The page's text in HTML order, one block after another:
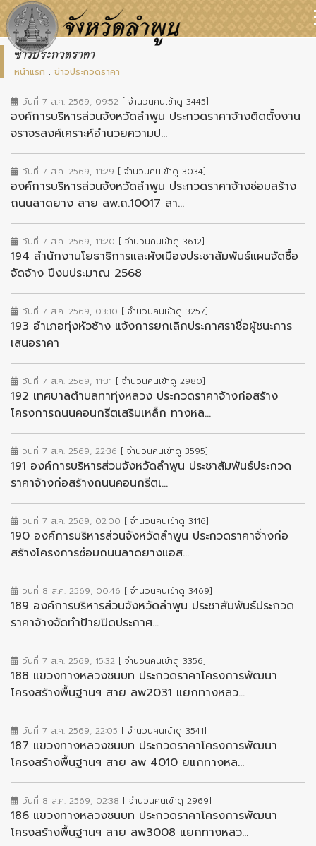
ข่าวประกวดราคา
หน้าแรก : ข่าวประกวดราคา
วันที่ 7 ส.ค. 2569, 09:52 [ จำนวนคนเข้าดู 3445]
องค์การบริหารส่วนจังหวัดลำพูน ประกวดราคาจ้างติดตั้งงาน
จราจรสงค์เคราะห์อำนวยความป...
วันที่ 7 ส.ค. 2569, 11:29 [ จำนวนคนเข้าดู 3034]
องค์การบริหารส่วนจังหวัดลำพูน ประกวดราคาจ้างซ่อมสร้าง
ถนนลาดยาง สาย ลพ.ถ.10017 สา...
วันที่ 7 ส.ค. 2569, 11:20 [ จำนวนคนเข้าดู 3612]
194 สำนักงานโยธาธิการและผังเมืองประชาสัมพันธ์แผนจัดซื้อ
จัดจ้าง ปีงบประมาณ 2568
วันที่ 7 ส.ค. 2569, 03:10 [ จำนวนคนเข้าดู 3257]
193 อำเภอทุ่งหัวช้าง แจ้งการยกเลิกประกาศราชื่อผู้ชนะการ
เสนอราคา
วันที่ 7 ส.ค. 2569, 11:31 [ จำนวนคนเข้าดู 2980]
192 เทศบาลตำบลทาทุ่งหลวง ประกวดราคาจ้างก่อสร้าง
โครงการถนนคอนกรีตเสริมเหล็ก ทางหล...
วันที่ 7 ส.ค. 2569, 22:36 [ จำนวนคนเข้าดู 3595]
191 องค์การบริหารส่วนจังหวัดลำพูน ประชาสัมพันธ์ประกวด
ราคาจ้างก่อสร้างถนนคอนกรีตเ...
วันที่ 7 ส.ค. 2569, 02:00 [ จำนวนคนเข้าดู 3116]
190 องค์การบริหารส่วนจังหวัดลำพูน ประกวดราคาจ้่างก่อ
สร้างโครงการซ่อมถนนลาดยางแอส...
วันที่ 8 ส.ค. 2569, 00:46 [ จำนวนคนเข้าดู 3469]
189 องค์การบริหารส่วนจังหวัดลำพูน ประชาสัมพันธ์ประกวด
ราคาจ้างจัดทำป้ายปิดประกาศ...
วันที่ 7 ส.ค. 2569, 15:32 [ จำนวนคนเข้าดู 3356]
188 แขวงทางหลวงชนบท ประกวดราคาโครงการพัฒนา
โครงสร้างพื้นฐานฯ สาย ลพ2031 แยกทางหลว...
วันที่ 7 ส.ค. 2569, 22:05 [ จำนวนคนเข้าดู 3541]
187 แขวงทางหลวงชนบท ประกวดราคาโครงการพัฒนา
โครงสร้างพื้นฐานฯ สาย ลพ 4010 ยแกทางหล...
วันที่ 8 ส.ค. 2569, 02:38 [ จำนวนคนเข้าดู 2969]
186 แขวงทางหลวงชนบท ประกวดราคาโครงการพัฒนา
โครงสร้างพื้นฐานฯ สาย ลพ3008 แยกทางหลว...